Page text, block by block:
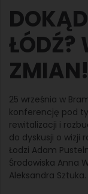
ŁÓDŹ?
ZMIAN!
25 września w
konferencję pod
rewitalizacji i
do dyskusji o wizji
Łodzi Adam
Środowiska Anna
Aleksandra Sztuka.